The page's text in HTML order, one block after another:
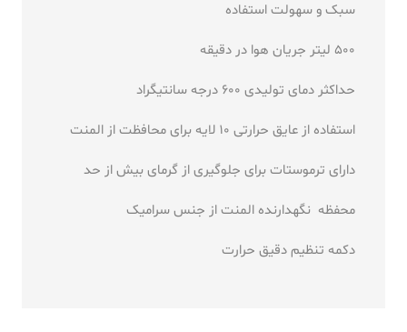
سبک و سهولت استفاده
500 لیتر جریان هوا در دقیقه
حداکثر دمای تولیدی 600 درجه سانتیگراد
استفاده از عایق حرارتی 10 لایه برای محافظت از المنت
دارای ترموستات برای جلوگیری از گرمای بیش از حد
محفظه نگهدارنده المنت از جنس سرامیک
دکمه تنظیم دقیق حرارت